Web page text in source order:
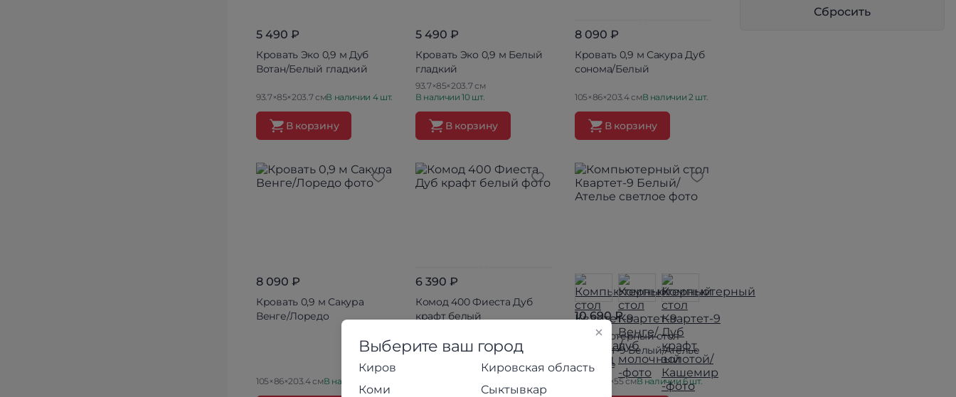
Сбросить
5 490 ₽
Кровать Эко 0,9 м Дуб
Вотан/Белый гладкий
93.7×85×203.7 смВ наличии 4 шт.
В корзину
5 490 ₽
Кровать Эко 0,9 м Белый
гладкий
93.7×85×203.7 см
В наличии 10 шт.
В корзину
8 090 ₽
Кровать 0,9 м Сакура Дуб
сонома/Белый
105×86×203.4 смВ наличии 2 шт.
В корзину
8 090 ₽
Кровать 0,9 м Сакура
Венге/Лоредо
105×86×203.4 смВ наличии 8 шт.
6 390 ₽
Комод 400 Фиеста Дуб
крафт белый
10 690 ₽
Компьютерный стол
Квартет-9 Белый/Ателье
светлое
140×171.6×55 смВ наличии 6 шт.
Выберите ваш город
Киров
Кировская область
Коми
Сыктывкар